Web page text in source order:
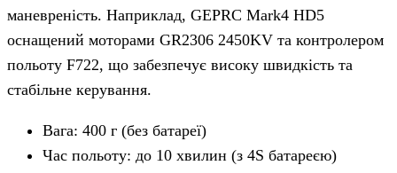
маневреність. Наприклад, GEPRC Mark4 HD5
оснащений моторами GR2306 2450KV та контролером
польоту F722, що забезпечує високу швидкість та
стабільне керування.
Вага: 400 г (без батареї)
Час польоту: до 10 хвилин (з 4S батареєю)